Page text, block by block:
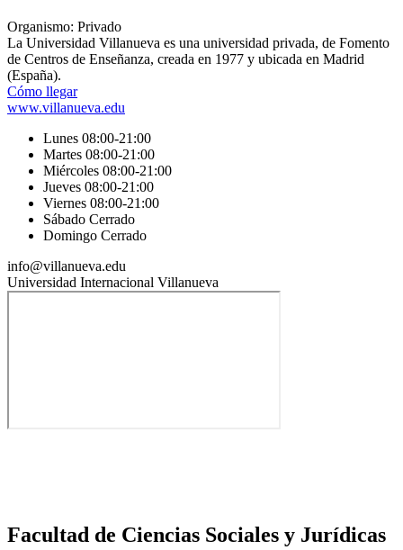
Organismo: Privado
La Universidad Villanueva es una universidad privada, de Fomento
de Centros de Enseñanza, creada en 1977 y ubicada en Madrid
(España).
Cómo llegar
www.villanueva.edu
Lunes 08:00-21:00
Martes 08:00-21:00
Miércoles 08:00-21:00
Jueves 08:00-21:00
Viernes 08:00-21:00
Sábado Cerrado
Domingo Cerrado
info@villanueva.edu
Universidad Internacional Villanueva
Facultad de Ciencias Sociales y Jurídicas